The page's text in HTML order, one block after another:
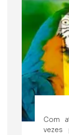
Com
vezes